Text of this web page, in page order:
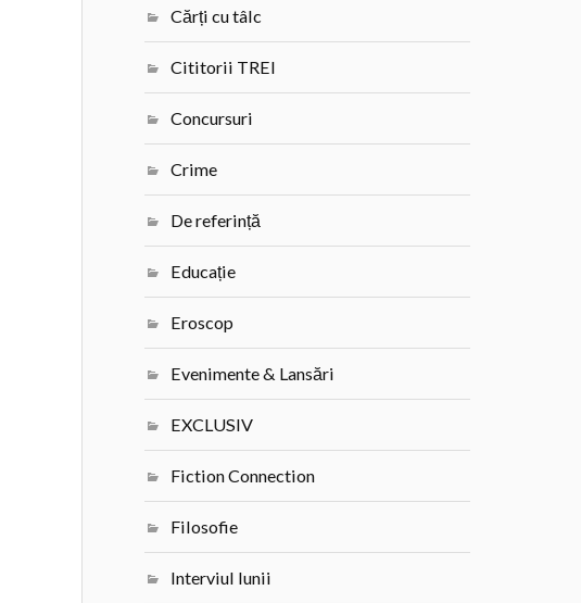
Cărți cu tâlc
Cititorii TREI
Concursuri
Crime
De referință
Educație
Eroscop
Evenimente & Lansări
EXCLUSIV
Fiction Connection
Filosofie
Interviul lunii